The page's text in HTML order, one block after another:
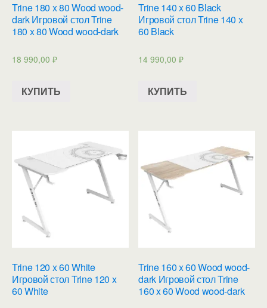
Trine 180 x 80 Wood wood-
dark Игровой стол Trine
180 x 80 Wood wood-dark
18 990,00 ₽
КУПИТЬ
Trine 140 x 60 Black
Игровой стол Trine 140 x
60 Black
14 990,00₽
КУПИТЬ
Trine 120 x 60 White
Игровой стол Trine 120 x
60 White
Trine 160 x 60 Wood wood-
dark Игровой стол Trine
160 x 60 Wood wood-dark